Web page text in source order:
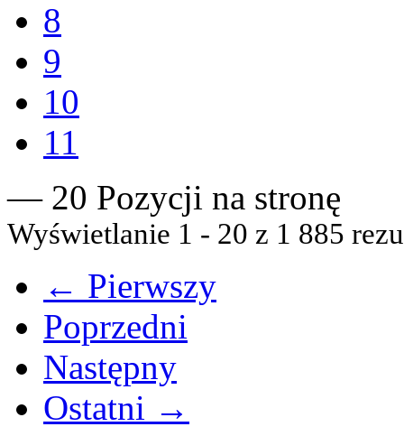
8
9
10
11
— 20 Pozycji na stronę
Wyświetlanie 1 - 20 z 1 885
← Pierwszy
Poprzedni
Następny
Ostatni →